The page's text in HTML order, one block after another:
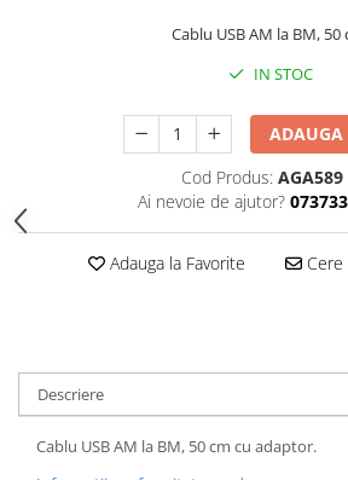
Cablu USB AM la BM, 50
IN STOC
ADAUGA
Cod Produs: AGA589
Ai nevoie de ajutor?
Adauga la Favorite Cere
Descriere
Cablu USB AM la BM, 50 cm cu adaptor.